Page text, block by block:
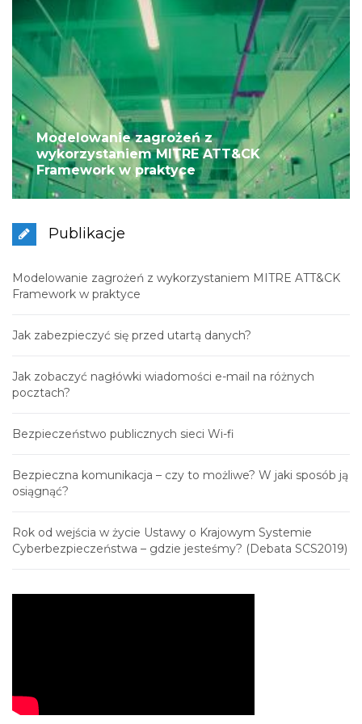
Modelowanie zagrożeń z
wykorzystaniem MITRE ATT&CK
Framework w praktyce
Publikacje
Modelowanie zagrożeń z wykorzystaniem MITRE ATT&CK
Framework w praktyce
Jak zabezpieczyć się przed utartą danych?
Jak zobaczyć nagłówki wiadomości e-mail na różnych
pocztach?
Bezpieczeństwo publicznych sieci Wi-fi
Bezpieczna komunikacja – czy to możliwe? W jaki sposób ją
osiągnąć?
Rok od wejścia w życie Ustawy o Krajowym Systemie
Cyberbezpieczeństwa – gdzie jesteśmy? (Debata SCS2019)